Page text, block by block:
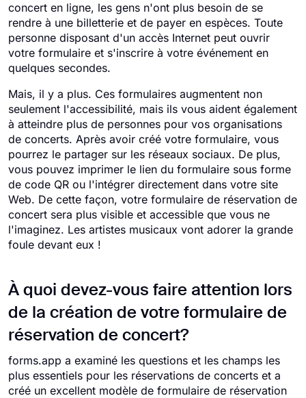
concert en ligne, les gens n'ont plus besoin de se
rendre à une billetterie et de payer en espèces. Toute
personne disposant d'un accès Internet peut ouvrir
votre formulaire et s'inscrire à votre événement en
quelques secondes.
Mais, il y a plus. Ces formulaires augmentent non
seulement l'accessibilité, mais ils vous aident également
à atteindre plus de personnes pour vos organisations
de concerts. Après avoir créé votre formulaire, vous
pourrez le partager sur les réseaux sociaux. De plus,
vous pouvez imprimer le lien du formulaire sous forme
de code QR ou l'intégrer directement dans votre site
Web. De cette façon, votre formulaire de réservation de
concert sera plus visible et accessible que vous ne
l'imaginez. Les artistes musicaux vont adorer la grande
foule devant eux !
À quoi devez-vous faire attention lors
de la création de votre formulaire de
réservation de concert?
forms.app a examiné les questions et les champs les
plus essentiels pour les réservations de concerts et a
créé un excellent modèle de formulaire de réservation